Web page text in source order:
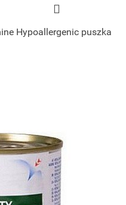
Hypoallergenic puszka